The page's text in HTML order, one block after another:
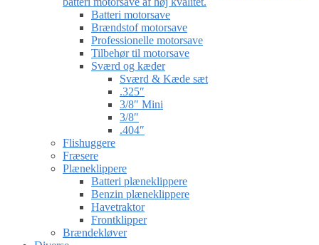
Batteri motorsave
Brændstof motorsave
Professionelle motorsave
Tilbehør til motorsave
Sværd og kæder
Sværd & Kæde sæt
.325″
3/8″ Mini
3/8″
.404″
Flishuggere
Fræsere
Plæneklippere
Batteri plæneklippere
Benzin plæneklippere
Havetraktor
Frontklipper
Brændekløver